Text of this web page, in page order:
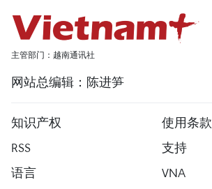
主管部门：越南通讯社
网站总编辑：陈进笋
知识产权
使用条款
RSS
支持
语言
VNA